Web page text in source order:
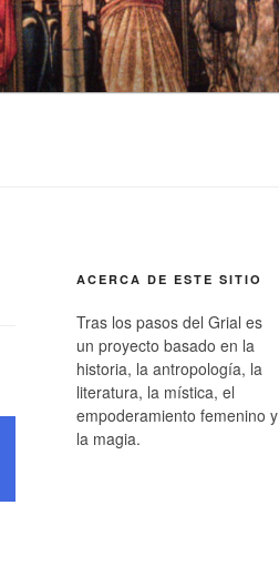
ACERCA DE ESTE SITIO
Tras los pasos del Grial es
un proyecto basado en la
historia, la antropología, la
literatura, la mística, el
empoderamiento femenino y
la magia.